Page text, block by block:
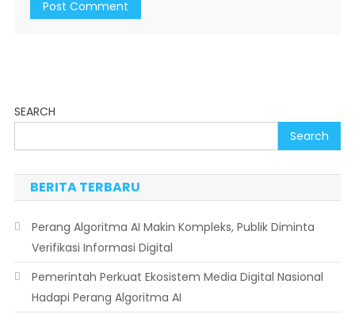
SEARCH
Search
BERITA TERBARU
Perang Algoritma AI Makin Kompleks, Publik Diminta
Verifikasi Informasi Digital
Pemerintah Perkuat Ekosistem Media Digital Nasional
Hadapi Perang Algoritma AI